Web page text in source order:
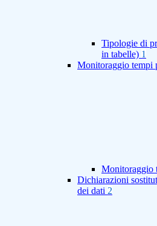
Tipologie di
in tabelle) 1
Monitoraggio tempi
Monitoraggio
Dichiarazioni
dei dati 2